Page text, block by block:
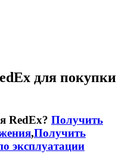
для покупки
RedEx? Получить
,Получить
эксплуатации